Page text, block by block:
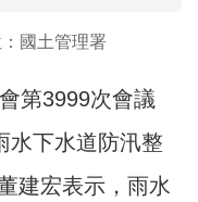
國土管理署
第3999次會議
水下水道防汛整
建宏表示，雨水